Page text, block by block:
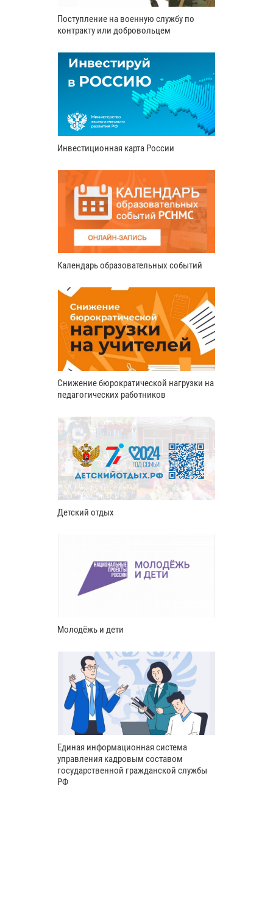
Поступление на военную службу по
контракту или добровольцем
Инвестиционная карта России
Календарь образовательных событий
Снижение бюрократической нагрузки на
педагогических работников
Детский отдых
Молодёжь и дети
Единая информационная система
управления кадровым составом
государственной гражданской службы
РФ